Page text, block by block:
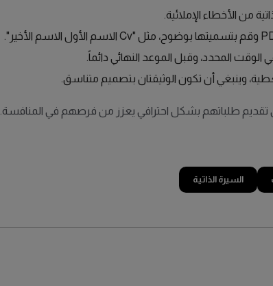
من الأخطاء الإملائية.
المحدد، وقبل الموعد النهائي دائماً.
وينبغي أن تكون الوثيقتان بتصميم متناسق.
تقديم طلباتهم بشكل احترافي يعزز من فرصهم في المنافسة.
السيرة الذاتية